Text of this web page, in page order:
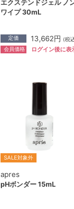
エクステンドジェル ノ
ワイプ 30mL
定価 13,662円 (税
会員価格 ログイン後に表
SALE対象外
apres
pHボンダー 15mL